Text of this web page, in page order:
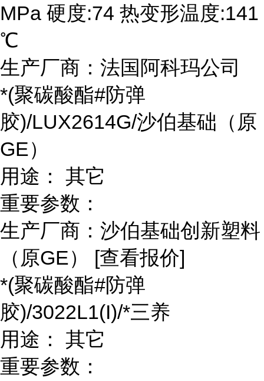
MPa 硬度:74 热变形温度:141
℃
生产厂商：法国阿科玛公司
*(聚碳酸酯#防弹
胶)/LUX2614G/沙伯基础（原
GE）
用途： 其它
重要参数：
生产厂商：沙伯基础创新塑料
（原GE） [查看报价]
*(聚碳酸酯#防弹
胶)/3022L1(I)/*三养
用途： 其它
重要参数：